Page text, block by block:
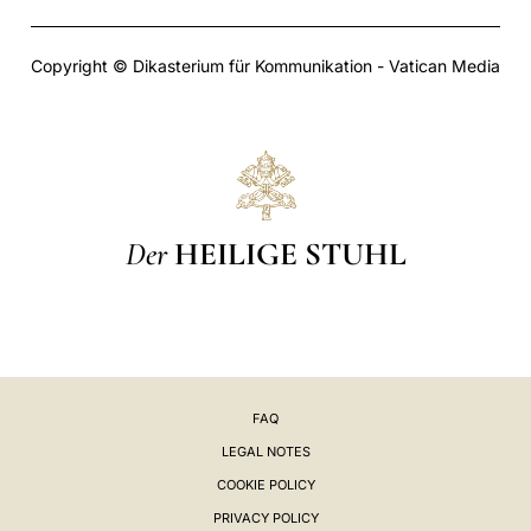
Copyright © Dikasterium für Kommunikation - Vatican Media
Der HEILIGE STUHL
FAQ
LEGAL NOTES
COOKIE POLICY
PRIVACY POLICY